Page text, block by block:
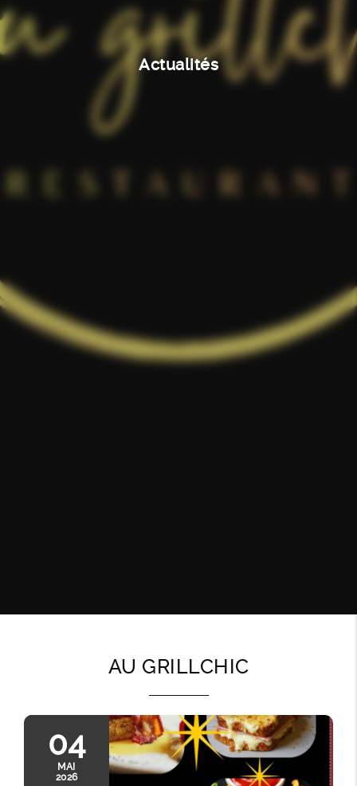
Actualités
AU GRILLCHIC
04
MAI
2026